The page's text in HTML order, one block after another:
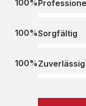
100%
Sorgfältig
100%
Zuverlässig
100%